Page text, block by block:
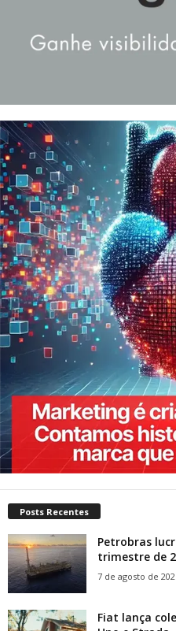
Posts Recentes
Petrobras
trimestre de
7 de agosto de
Fiat lança